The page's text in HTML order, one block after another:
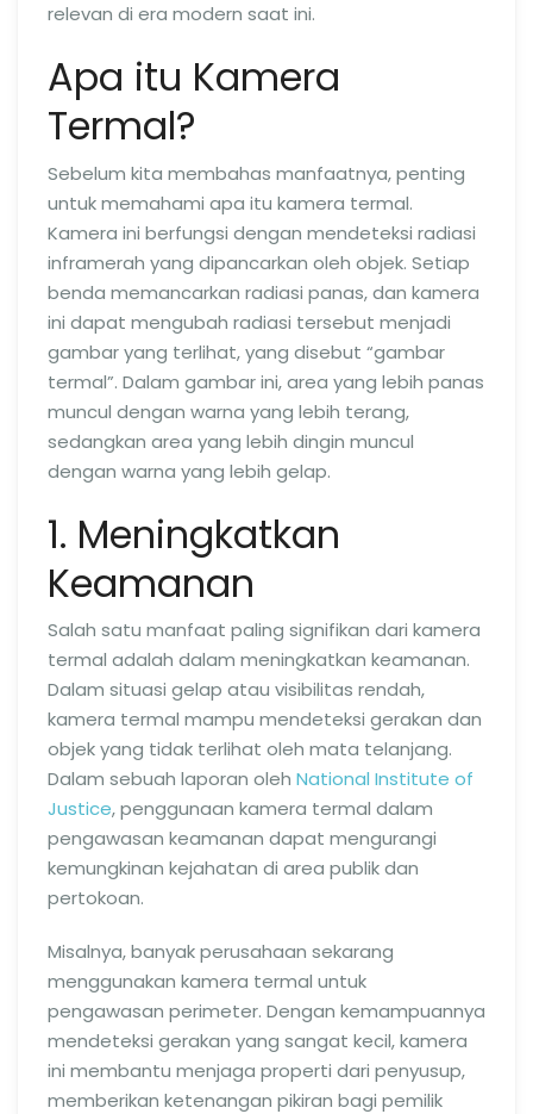
relevan di era modern saat ini.
Apa itu Kamera
Termal?
Sebelum kita membahas manfaatnya, penting
untuk memahami apa itu kamera termal.
Kamera ini berfungsi dengan mendeteksi radiasi
inframerah yang dipancarkan oleh objek. Setiap
benda memancarkan radiasi panas, dan kamera
ini dapat mengubah radiasi tersebut menjadi
gambar yang terlihat, yang disebut “gambar
termal”. Dalam gambar ini, area yang lebih panas
muncul dengan warna yang lebih terang,
sedangkan area yang lebih dingin muncul
dengan warna yang lebih gelap.
1. Meningkatkan
Keamanan
Salah satu manfaat paling signifikan dari kamera
termal adalah dalam meningkatkan keamanan.
Dalam situasi gelap atau visibilitas rendah,
kamera termal mampu mendeteksi gerakan dan
objek yang tidak terlihat oleh mata telanjang.
Dalam sebuah laporan oleh National Institute of
Justice, penggunaan kamera termal dalam
pengawasan keamanan dapat mengurangi
kemungkinan kejahatan di area publik dan
pertokoan.
Misalnya, banyak perusahaan sekarang
menggunakan kamera termal untuk
pengawasan perimeter. Dengan kemampuannya
mendeteksi gerakan yang sangat kecil, kamera
ini membantu menjaga properti dari penyusup,
memberikan ketenangan pikiran bagi pemilik